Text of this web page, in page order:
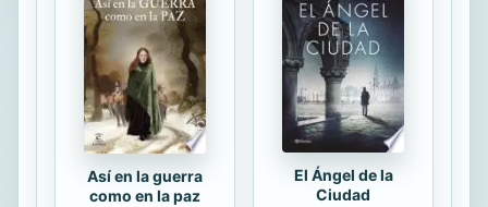
de otro modo, sería apabullante sin
aquella. La realidad del hoy y el
ahora, se convierte en una
herramienta útil, tal y como las
experiencias...
Así en la guerra
como en la paz
El Ángel de la
Ciudad